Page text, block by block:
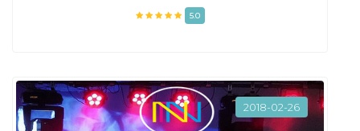
5.0
2018-02-26